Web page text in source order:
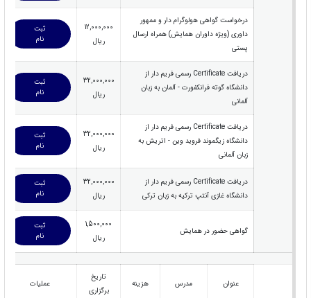
درخواست گواهی هولوگرام دار و ممهور
داوری (ویژه داوران همایش) همراه ارسال
پستی
12,000,000
ریال
ثبت
نام
دریافت Certificate رسمی فریم دار از
دانشگاه گوته فرانکفورت - آلمان به زبان
آلمانی
32,000,000
ریال
ثبت
نام
دریافت Certificate رسمی فریم دار از
دانشگاه زیگموند فروید وین - اتریش به
زبان آلمانی
32,000,000
ریال
ثبت
نام
دریافت Certificate رسمی فریم دار از
دانشگاه غازی آنتپ ترکیه به زبان ترکی
32,000,000
ریال
ثبت
نام
گواهی حضور در همایش
1,500,000
ریال
ثبت
نام
عنوان مدرس هزینه
تاریخ
برگزاری
عملیات